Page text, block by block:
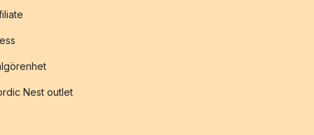
Nest outlet